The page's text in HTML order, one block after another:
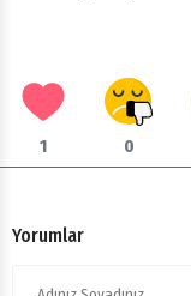
1 0
Yorumlar